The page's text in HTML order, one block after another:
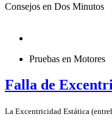
Consejos en Dos Minutos
Pruebas en Motores
Falla de
La Excentricidad Estática